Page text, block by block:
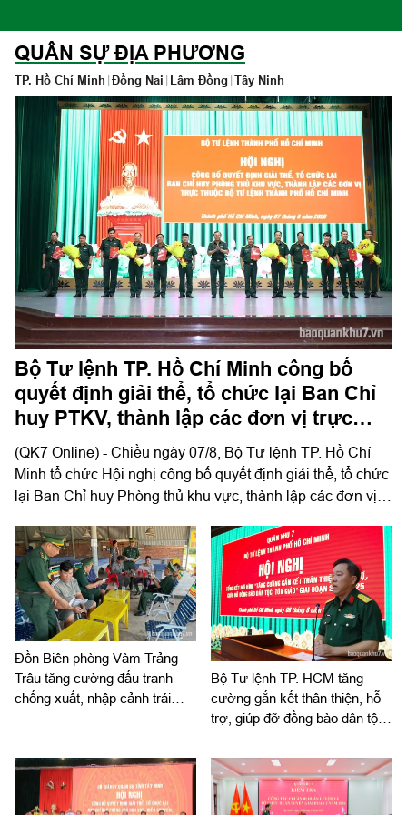
QUÂN SỰ ĐỊA PHƯƠNG
TP. Hồ Chí Minh |Đồng Nai | Lâm Đồng|Tây Ninh
Bộ Tư lệnh TP. Hồ Chí Minh công bố
quyết định giải thể, tổ chức lại Ban Chỉ
huy PTKV, thành lập các đơn vị trực
thuộc
(QK7 Online) - Chiều ngày 07/8, Bộ Tư lệnh TP. Hồ Chí
Minh tổ chức Hội nghị công bố quyết định giải thể, tổ chức
lại Ban Chỉ huy Phòng thủ khu vực, thành lập các đơn vị
hành Trung ương Đảng, Ủy viên Quân ủy Trung ương,
Phó Bí thư Đảng ủy, Tư lệnh Quân khu dự, chỉ đạo hội
nghị. Thiếu tướng Vũ Văn Điền, Ủy viên Ban Thường vụ
Thành ủy, Tư lệnh Bộ Tư lệnh TP. Hồ Chí Minh chủ trì hội
nghị.
Đồn Biên phòng Vàm Trảng
Trâu tăng cường đấu tranh
chống xuất, nhập cảnh trái
Bộ Tư lệnh TP. HCM tăng
cường gắn kết thân thiện, hỗ
trợ, giúp đỡ đồng bào dân tộc,